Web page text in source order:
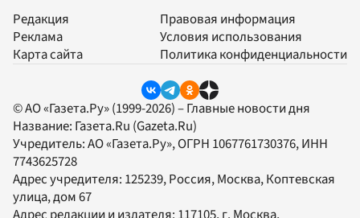
Редакция
Реклама
Карта сайта
Правовая информация
Условия использования
Политика конфиденциальности
© АО «Газета.Ру» (1999-2026) – Главные новости дня
Название: Газета.Ru (Gazeta.Ru)
Учредитель:АО «Газета.Ру», ОГРН 1067761730376, ИНН
7743625728
Адрес учредителя: 125239, Россия, Москва, Коптевская
улица, дом 67